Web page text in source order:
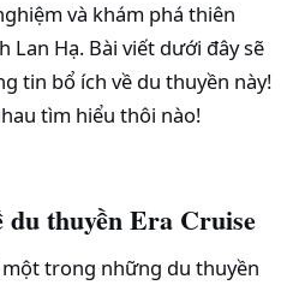
và khám phá thiên
Lan Hạ. Bài viết dưới đây sẽ
tin bổ ích về du thuyền này!
tìm hiểu thôi nào!
du thuyền Era Cruise
một trong những du thuyền